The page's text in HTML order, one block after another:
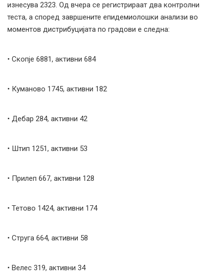
изнесува 2323. Од вчера се регистрираат два контролни
теста, а според завршените епидемиолошки анализи во
моментов дистрибуцијата по градови е следна:
• Скопје 6881, активни 684
• Куманово 1745, активни 182
• Дебар 284, активни 42
• Штип 1251, активни 53
• Прилеп 667, активни 128
• Тетово 1424, активни 174
• Струга 664, активни 58
• Велес 319, активни 34